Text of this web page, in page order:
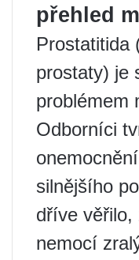
přehled
Prostatitida
prostaty) je
problémem
Odborníci
silnějšího
dříve věřilo,
nemocí